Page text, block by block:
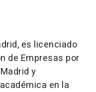
es licenciado
de Empresas por
y
en la